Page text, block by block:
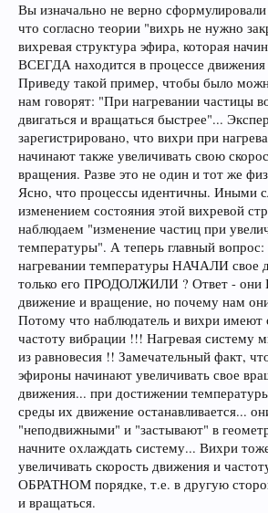
Вы изначально не верно
что согласно теории "вихрь не нужно
вихревая структура эфира, которая
ВСЕГДА находится в процессе
Приведу такой пример, чтобы было
нам говорят: "При нагревании частицы
двигаться и вращаться быстрее"...
зарегистрировано, что вихри при
начинают также увеличивать свою
вращения. Разве это не один и тот же
Ясно, что процессы идентичны. Иными
изменением состояния этой вихревой
наблюдаем "изменение частиц при
температуры". А теперь главный
нагревании температуры НАЧАЛИ свое
только его ПРОДОЛЖИЛИ ? Ответ -
движение и вращение, но почему нам
Потому что наблюдатель и вихри имеют
частоту вибрации !!! Нагревая систему
из равновесия !! Замечательный факт,
эфироны начинают увеличивать свое
движения... при достижении
среды их движение останавливается...
"неподвижными" и "застывают" в
начните охлаждать систему... Вихри
увеличивать скорость движения и
ОБРАТНОМ порядке, т.е. в другую
и вращаться.